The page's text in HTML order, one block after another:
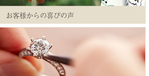
お客様からの喜びの声